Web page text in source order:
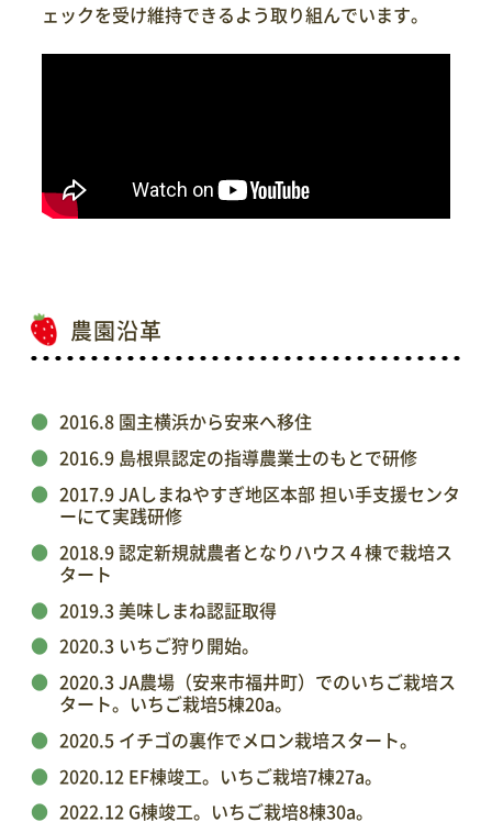
ェックを受け維持できるよう取り組んでいます。
農園沿革
2016.8 園主横浜から安来へ移住
2016.9 島根県認定の指導農業士のもとで研修
2017.9 JAしまねやすぎ地区本部 担い手支援センタ
ーにて実践研修
2018.9 認定新規就農者となりハウス４棟で栽培ス
タート
2019.3 美味しまね認証取得
2020.3 いちご狩り開始。
2020.3 JA農場（安来市福井町）でのいちご栽培ス
タート。いちご栽培5棟20a。
2020.5 イチゴの裏作でメロン栽培スタート。
2020.12 EF棟竣工。 いちご栽培7棟27a。
2022.12 G棟竣工。いちご栽培8棟30a。